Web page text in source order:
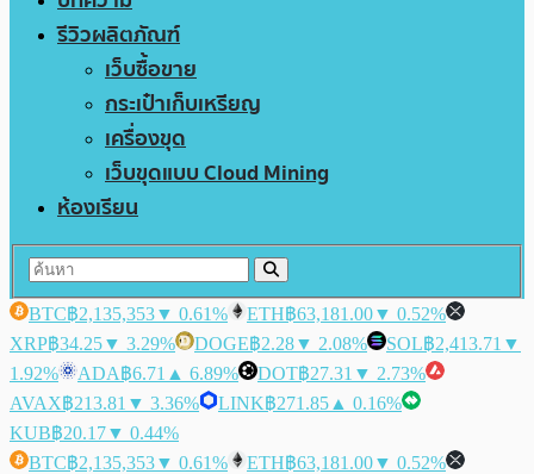
รีวิวผลิตภัณฑ์
เว็บซื้อขาย
กระเป๋าเก็บเหรียญ
เครื่องขุด
เว็บขุดแบบ Cloud Mining
ห้องเรียน
BTC฿2,135,353▼ 0.61% ETH฿63,181.00▼ 0.52%
XRP฿34.25▼ 3.29% DOGE฿2.28▼ 2.08% SOL฿2,413.71 ▼
1.92%
ADA฿6.71 ▲ 6.89% DOT฿27.31 ▼ 2.73%
AVAX฿213.81 ▼ 3.36% LINK฿271.85 ▲ 0.16%
KUB฿20.17▼ 0.44%
BTC฿2,135,353▼ 0.61% ETH฿63,181.00▼ 0.52%